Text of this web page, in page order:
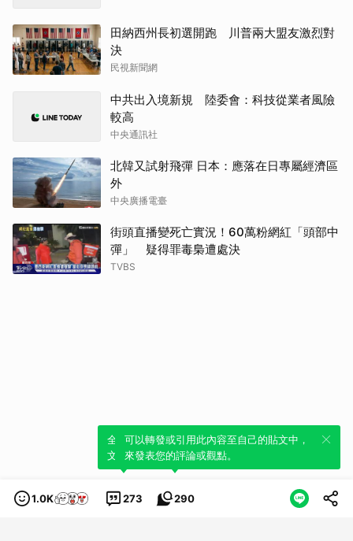
田納西州長初選開跑 川普兩大盟友激烈對
決
民視新聞網
中共出入境新規 陸委會：科技從業者風險
較高
中央通訊社
北韓又試射飛彈 日本：應落在日專屬經濟區
外
中央廣播電臺
街頭直播變死亡實況！60萬粉網紅「頭部中
彈」 疑得罪毒梟遭處決
TVBS
1.0K 273
全新體驗！一鍵引用此內容，透過發布貼
文來輕鬆表達個人立場。
290
可以轉發或引用此內容至自己的貼文中，
來發表您的評論或觀點。